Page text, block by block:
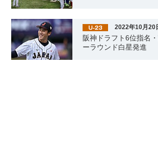
2022年10月20
阪神ドラフト6位指名
ーラウンド白星発進